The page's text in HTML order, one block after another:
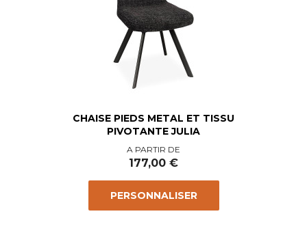
CHAISE PIEDS METAL ET TISSU
PIVOTANTE JULIA
Prix
A PARTIR DE
177,00 €
PERSONNALISER